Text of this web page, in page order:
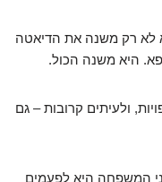
לא רק משנה את הדיאטה
היא משנה הכול.
ולעיתים קרובות – גם
המשפחה היא לפעמים